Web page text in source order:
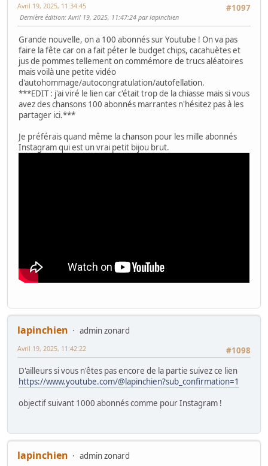
#1097
Avril 19, 2025, 11:34:45
Dernière édition: Avril 19, 2025, 11:47:24 par lapinchien
Grande nouvelle, on a 100 abonnés sur Youtube ! On va pas
faire la fête car on a fait péter le budget chips, cacahuètes et
jus de pommes tellement on commémore de trucs aléatoires
mais voilà une petite vidéo
d'autohommage/autocongratulation/autofellation.
***EDIT : j'ai viré le lien car c'était trop de la chiasse mais si vous
avez des chansons 100 abonnés marrantes n'hésitez pas à les
partager ici.***
Je préférais quand même la chanson pour les mille abonnés
Instagram qui est un vrai petit bijou brut.
lapinchien
admin zonard
#1098
Avril 19, 2025, 11:42:22
D'ailleurs si vous n'êtes pas encore de la partie suivez ce lien
https://www.youtube.com/@lapinchien?sub_confirmation=1
objectif suivant 1000 abonnés comme pour Instagram !
lapinchien
admin zonard